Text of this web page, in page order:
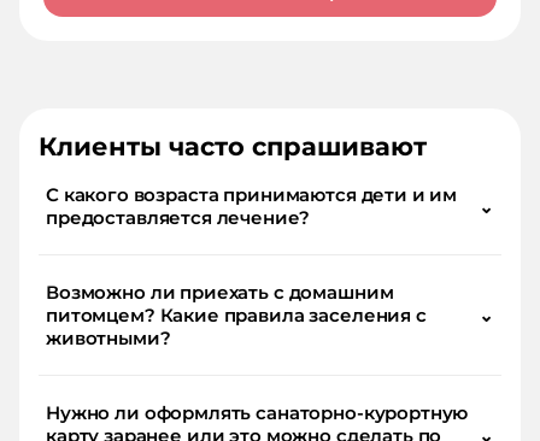
Клиенты часто спрашивают
С какого возраста принимаются дети и им
предоставляется лечение?
⌄
Возможно ли приехать с домашним
питомцем? Какие правила заселения с
животными?
⌄
Нужно ли оформлять санаторно-курортную
карту заранее или это можно сделать по
⌄